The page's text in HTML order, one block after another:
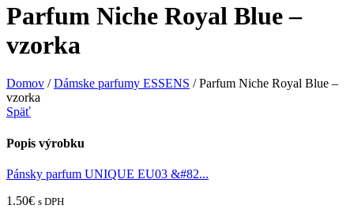
Parfum Niche Royal Blue –
vzorka
Domov / Dámske parfumy ESSENS /Parfum Niche Royal Blue –
vzorka
Späť
Popis výrobku
Pánsky parfum UNIQUE EU03 &#82...
1.50€ s DPH